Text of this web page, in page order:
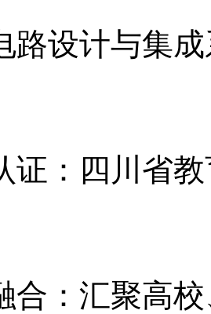
路设计与集
四川省教
：汇聚高校